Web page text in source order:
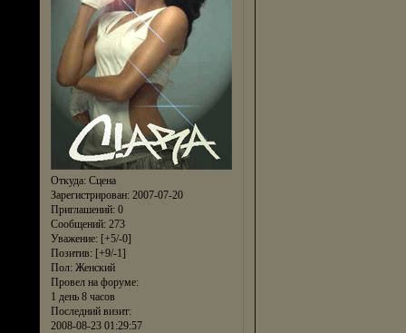
Откуда:Сцена
Зарегистрирован: 2007-07-20
Приглашений:0
Сообщений:273
Уважение: [+5/-0]
Позитив: [+9/-1]
Пол:Женский
Провел на форуме:
1 день 8 часов
Последний визит:
2008-08-23 01:29:57